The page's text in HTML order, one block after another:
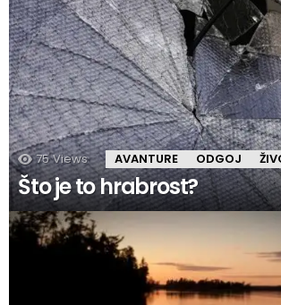
75 Views AVANTURE ODGOJ
Što je to hrabrost?